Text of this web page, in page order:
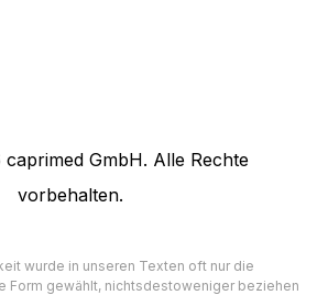
caprimed GmbH. Alle Rechte
vorbehalten.
wurde in unseren Texten oft nur die
Form gewählt, nichtsdestoweniger beziehen